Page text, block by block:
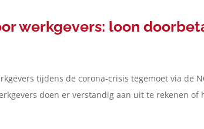
werkgevers: loon
tijdens de corona-crisis tegemoet via de
doen er verstandig aan uit te rekenen